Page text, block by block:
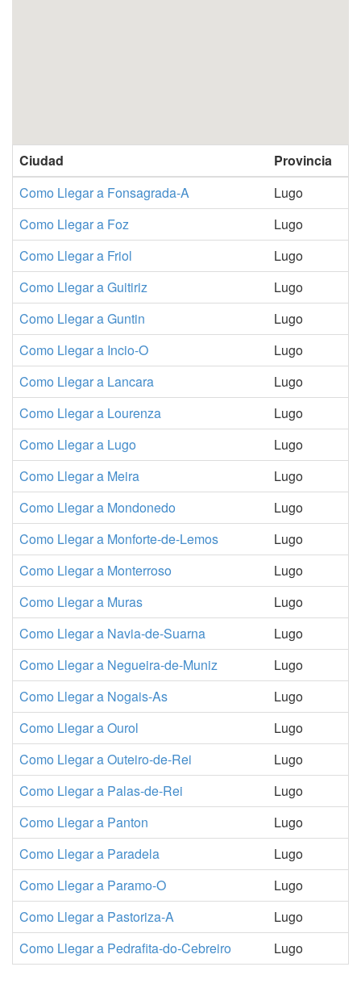
Ciudad
Provincia
Como Llegar a Fonsagrada-A
Lugo
Como Llegar a Foz
Lugo
Como Llegar a Friol
Lugo
Como Llegar a Guitiriz
Lugo
Como Llegar a Guntin
Lugo
Como Llegar a Incio-O
Lugo
Como Llegar a Lancara
Lugo
Como Llegar a Lourenza
Lugo
Como Llegar a Lugo
Lugo
Como Llegar a Meira
Lugo
Como Llegar a Mondonedo
Lugo
Como Llegar a Monforte-de-Lemos
Lugo
Como Llegar a Monterroso
Lugo
Como Llegar a Muras
Lugo
Como Llegar a Navia-de-Suarna
Lugo
Como Llegar a Negueira-de-Muniz
Lugo
Como Llegar a Nogais-As
Lugo
Como Llegar a Ourol
Lugo
Como Llegar a Outeiro-de-Rei
Lugo
Como Llegar a Palas-de-Rei
Lugo
Como Llegar a Panton
Lugo
Como Llegar a Paradela
Lugo
Como Llegar a Paramo-O
Lugo
Como Llegar a Pastoriza-A
Lugo
Como Llegar a Pedrafita-do-Cebreiro
Lugo